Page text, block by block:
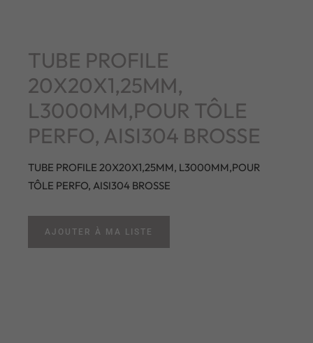
TUBE PROFILE
20X20X1,25MM,
L3000MM,POUR TÔLE
PERFO, AISI304 BROSSE
TUBE PROFILE 20X20X1,25MM, L3000MM,POUR
TÔLE PERFO, AISI304 BROSSE
AJOUTER À MA LISTE